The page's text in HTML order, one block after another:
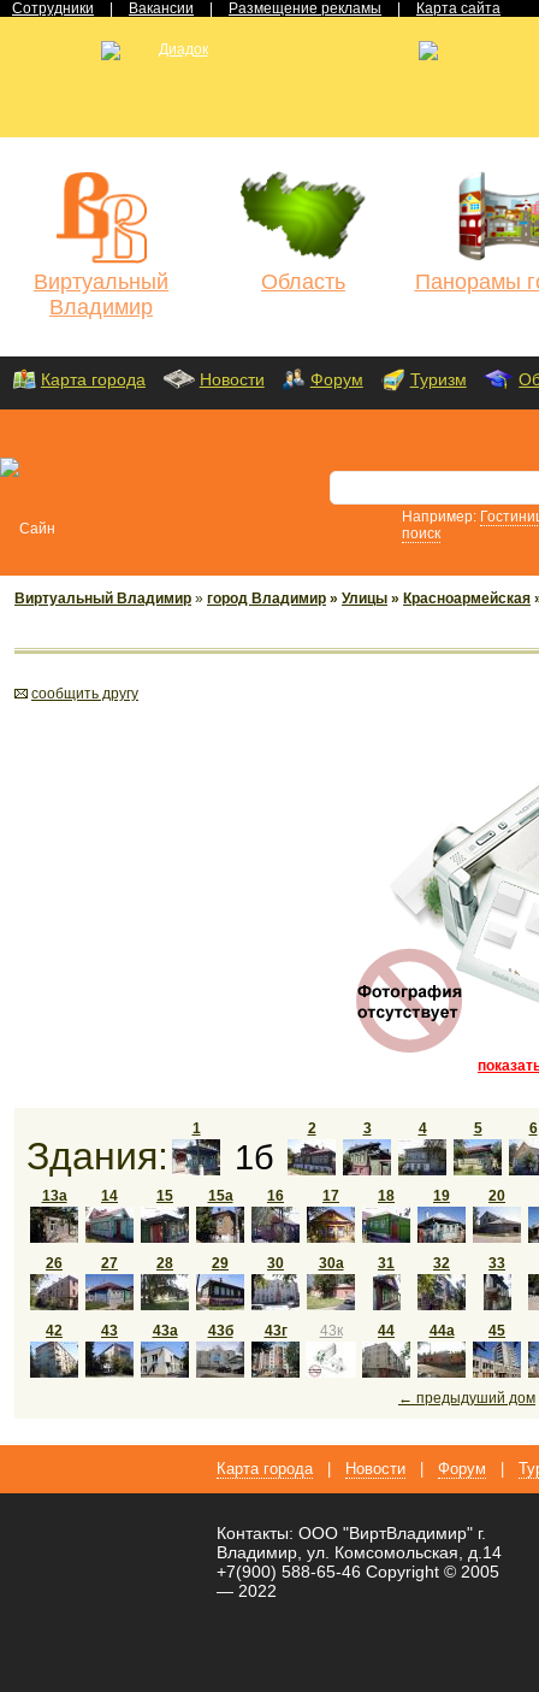
Сотрудники Вакансии Размещение рекламы Карта сайта
Виртуальный
Владимир
Область Панорамы
Карта города Новости Форум Туризм
Например:
поиск
Виртуальный Владимир » город Владимир » Улицы » Красноармейская
cообщить другу
Здания:
1
1б
2 3 4 5 6
13а 14 15 15а 16 17 18 19 20
26 27 28 29 30 30а 31 32 33
42 43 43а 43б 43г 43к 44 44а 45
← предыдуший дом
Карта города Новости Форум
Контакты: ООО "ВиртВладимир" г.
Владимир, ул. Комсомольская, д.14
+7(900) 588-65-46 Copyright © 2005
— 2022